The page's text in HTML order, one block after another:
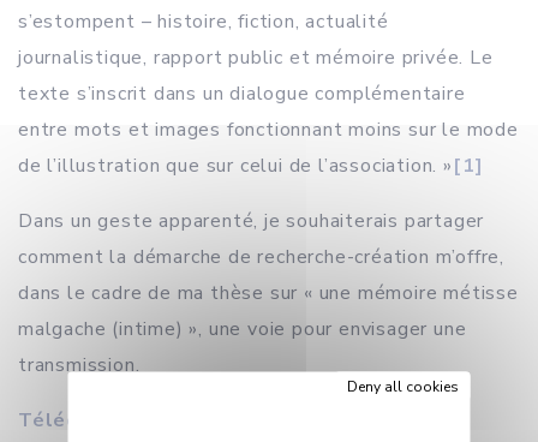
s’estompent – histoire, fiction, actualité
journalistique, rapport public et mémoire privée. Le
texte s’inscrit dans un dialogue complémentaire
entre mots et images fonctionnant moins sur le mode
de l’illustration que sur celui de l’association. »[1]
Dans un geste apparenté, je souhaiterais partager
comment la démarche de recherche-création m’offre,
dans le cadre de ma thèse sur « une mémoire métisse
malgache (intime) », une voie pour envisager une
transmission.
Télécharger le programme complet du
Deny all cookies